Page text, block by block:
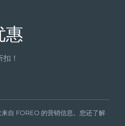
惠
！
自 FOREO 的营销信息。您还了解